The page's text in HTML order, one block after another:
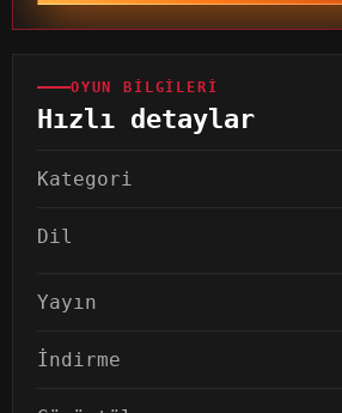
OYUN BILGILERI
Hızlı detaylar
Kategori
Dil
Yayın
İndirme